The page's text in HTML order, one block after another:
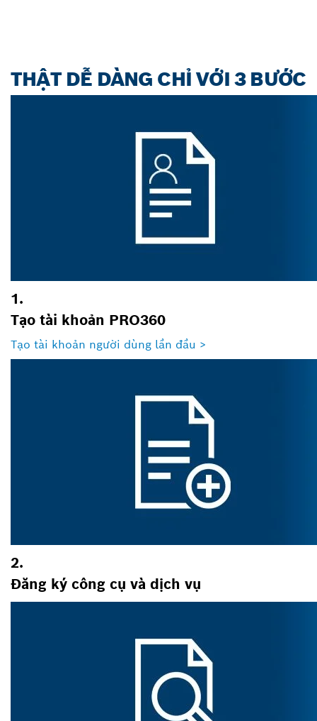
THẬT DỄ DÀNG CHỈ VỚI 3 BƯỚC
1.
Tạo tài khoản PRO360
Tạo tài khoản người dùng lần đầu >
2.
Đăng ký công cụ và dịch vụ